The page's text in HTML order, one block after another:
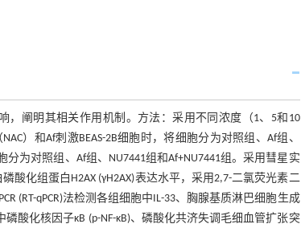
，阐明其相关作用机制。方法：采用不同浓度（1、5和10
）和Af刺激BEAS-2B细胞时，将细胞分为对照组、Af组、
分为对照组、Af组、NU7441组和Af+NU7441组。采用彗星实
化组蛋白H2AX (γH2AX)表达水平，采用2,7-二氯荧光素二
(RT-qPCR)法检测各组细胞中IL-33、胸腺基质淋巴细胞生成
磷酸化核因子κB (p-NF-κB)、磷酸化共济失调毛细血管扩张突